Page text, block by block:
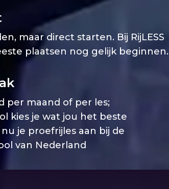
maar direct starten. Bij RijLESS
plaatsen nog gelijk beginnen.
per maand of per les;
kies je wat jou het beste
je proefrijles aan bij de
van Nederland